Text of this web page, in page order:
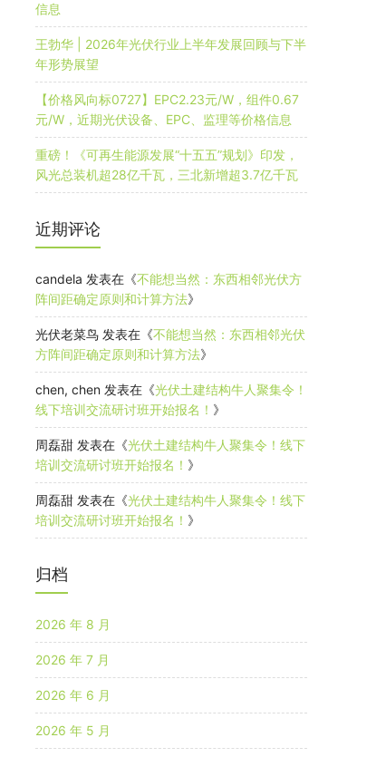
信息
王勃华 | 2026年光伏行业上半年发展回顾与下半
年形势展望
【价格风向标0727】EPC2.23元/W，组件0.67
元/W，近期光伏设备、EPC、监理等价格信息
重磅！《可再生能源发展“十五五”规划》印发，
风光总装机超28亿千瓦，三北新增超3.7亿千瓦
近期评论
candela 发表在《不能想当然：东西相邻光伏方
阵间距确定原则和计算方法》
光伏老菜鸟 发表在《不能想当然：东西相邻光伏
方阵间距确定原则和计算方法》
chen, chen 发表在《光伏土建结构牛人聚集令！
线下培训交流研讨班开始报名！ 》
周磊甜 发表在《光伏土建结构牛人聚集令！线下
培训交流研讨班开始报名！ 》
周磊甜 发表在《光伏土建结构牛人聚集令！线下
培训交流研讨班开始报名！ 》
归档
2026 年 8 月
2026 年 7 月
2026 年 6 月
2026 年 5 月